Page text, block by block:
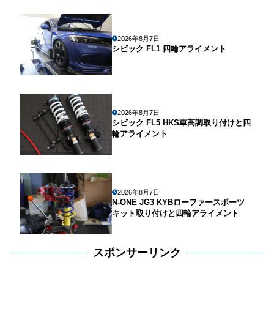
2026年8月7日
シビック FL1 四輪アライメント
2026年8月7日
シビック FL5 HKS車高調取り付けと四
輪アライメント
2026年8月7日
N-ONE JG3 KYBローファースポーツ
キット取り付けと四輪アライメント
スポンサーリンク